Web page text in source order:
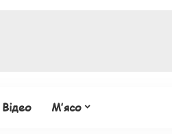
Відео М’ясо